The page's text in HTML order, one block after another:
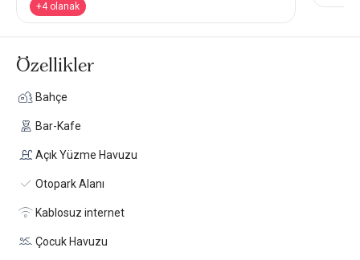
+4 olanak
Özellikler
Bahçe
Bar-Kafe
Açık Yüzme Havuzu
Otopark Alanı
Kablosuz internet
Çocuk Havuzu